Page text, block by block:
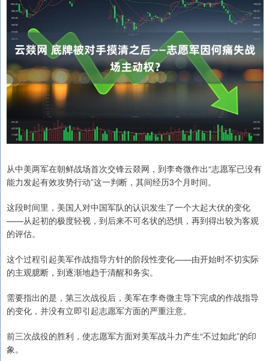
从中美两军在朝鲜战场首次交锋云燚网，到李奇微作出“志愿军已没有
能力发起有效攻势行动”这一判断，其间经历3个月时间。
这段时间里，美国人对中国军队的认识发生了一个大起大伏的变化
——从起初的极度轻视，到后来不可名状的恐惧，再到得出较为客观
的评估。
这个过程引起美军作战指导方针的阶段性变化——由开始时不切实际
的主观臆断，到逐渐地趋于清醒和务实。
需要指出的是，第三次战役后，美军在李奇微主导下完成的作战指导
的变化，并没有立即引起志愿军方面的严重注意。
前三次战役的胜利，使志愿军方面对美军战斗力产生“不过如此”的印
象。